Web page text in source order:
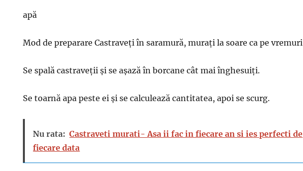
apă
Mod de preparare Castraveți în saramură, murați la soare ca pe vremuri
Se spală castraveții și se așază în borcane cât mai înghesuiți.
Se toarnă apa peste ei și se calculează cantitatea, apoi se scurg.
Nu rata: Castraveti murati- Asa ii fac in fiecare an si ies perfecti de
fiecare data